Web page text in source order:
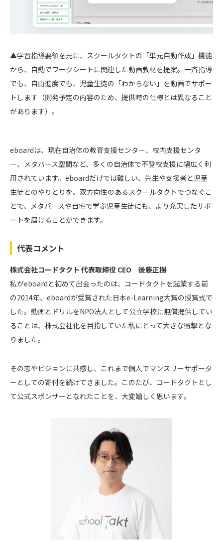
▲学習指導要領を元に、スクールタクトの「単元自動作成」機能
から、自動でワークシートに関連した動画教材を提案。一斉指導
でも、自由進度でも、児童生徒の「わからない」を動画でサポー
トします（開発予定の内容のため、提供時の仕様とは異なること
があります）。
eboardは、現在自治体の教育支援センター、校内支援センタ
ー、メタバース空間など、多くの自治体で不登校支援に幅広く利
用されています。eboardだけでは難しい、先生や支援者と児童
生徒とのやりとりを、双方向性のあるスクールタクトでつなぐこ
とで、メタバースや自宅で学ぶ児童生徒にも、より充実したサポ
ートを届けることができます。
代表コメント
株式会社コードタクト 代表取締役 CEO 後藤正樹
私がeboardと初めて出会ったのは、コードタクトを起業する前
の2014年、eboardが受賞された日本e-Learning大賞の授賞式で
した。動画とドリルをNPO法人として公立学校に無償提供してい
ることは、株式会社化を目指していた私にとって大きな衝撃とな
りました。
その志やビジョンに共感し、これまで個人でマンスリーサポータ
ーとしての寄付を続けてきました。このたび、コードタクトとし
て公式スポンサーとなれたことを、大変嬉しく思います。